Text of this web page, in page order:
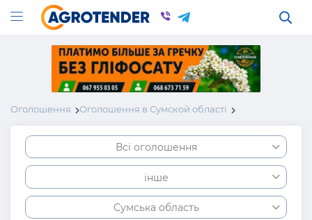
Оголошення Оголошення в Сумской області
Всі оголошення
інше
Сумська область